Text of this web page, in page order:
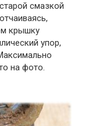
смазкой
крышку
упор,
на фото.